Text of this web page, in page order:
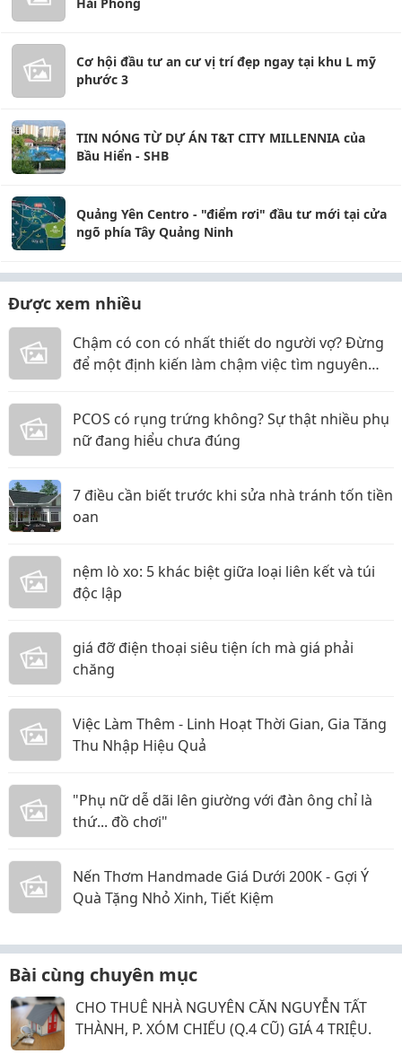
Cơ hội đầu tư an cư vị trí đẹp ngay tại khu L mỹ
phước 3
TIN NÓNG TỪ DỰ ÁN T&T CITY MILLENNIA của
Bầu Hiển - SHB
Quảng Yên Centro - "điểm rơi" đầu tư mới tại cửa
ngõ phía Tây Quảng Ninh
Được xem nhiều
Chậm có con có nhất thiết do người vợ? Đừng
để một định kiến làm chậm việc tìm nguyên
PCOS có rụng trứng không? Sự thật nhiều phụ
nữ đang hiểu chưa đúng
7 điều cần biết trước khi sửa nhà tránh tốn tiền
oan
nệm lò xo: 5 khác biệt giữa loại liên kết và túi
độc lập
giá đỡ điện thoại siêu tiện ích mà giá phải
chăng
Việc Làm Thêm - Linh Hoạt Thời Gian, Gia Tăng
Thu Nhập Hiệu Quả
"Phụ nữ dễ dãi lên giường với đàn ông chỉ là
thứ... đồ chơi"
Nến Thơm Handmade Giá Dưới 200K - Gợi Ý
Quà Tặng Nhỏ Xinh, Tiết Kiệm
Bài cùng chuyên mục
CHO THUÊ NHÀ NGUYÊN CĂN NGUYỄN TẤT
THÀNH, P. XÓM CHIẾU (Q.4 CŨ) GIÁ 4 TRIỆU.